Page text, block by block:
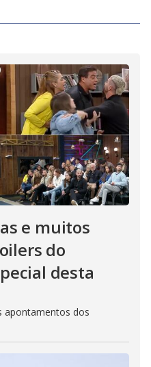
e muitos
do
desta
apontamentos dos